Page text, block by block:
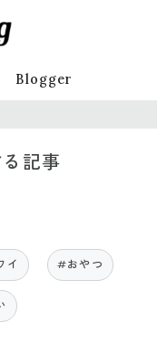
Blogger
記事
イ #おやつ